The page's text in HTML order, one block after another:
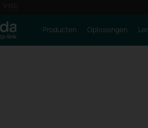
Producten Oplossingen